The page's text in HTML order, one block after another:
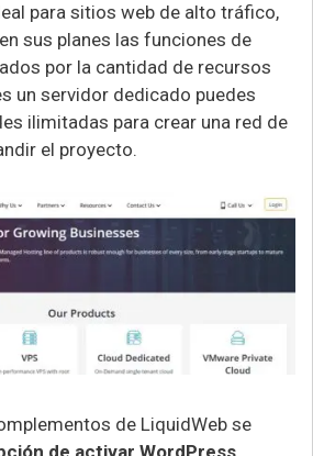
para sitios web de alto tráfico,
sus planes las funciones de
por la cantidad de recursos
un servidor dedicado puedes
ilimitadas para crear una red de
el proyecto.
de LiquidWeb se
de activar WordPress